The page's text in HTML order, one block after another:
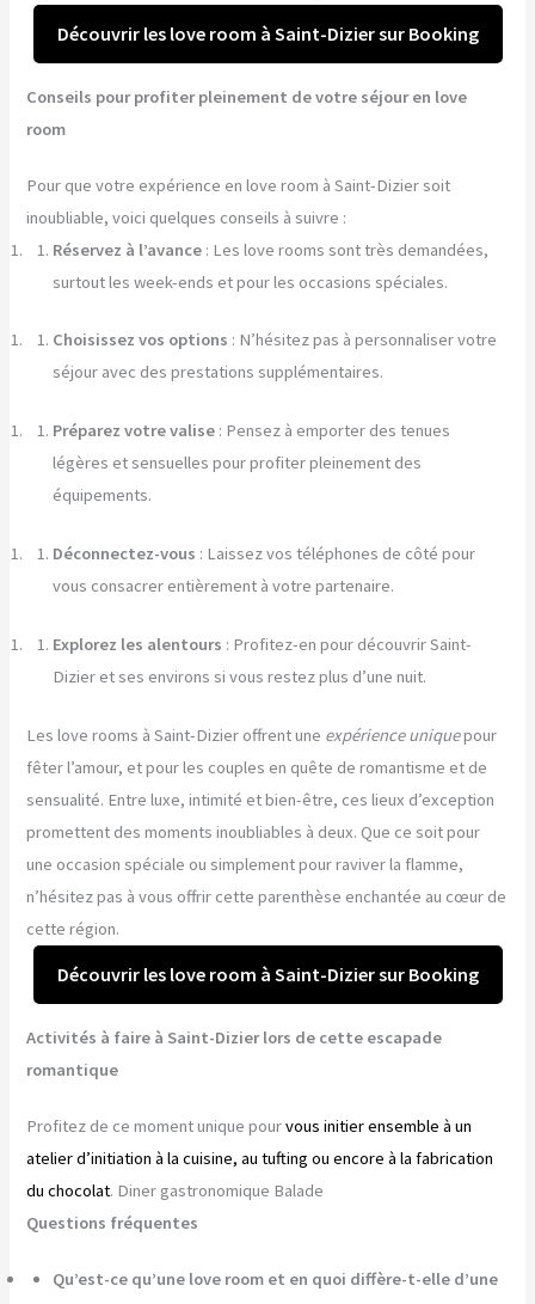
Découvrir les love room à Saint-Dizier sur Booking
Conseils pour profiter pleinement de votre séjour en love
room
Pour que votre expérience en love room à Saint-Dizier soit
inoubliable, voici quelques conseils à suivre :
Réservez à l’avance : Les love rooms sont très demandées,
surtout les week-ends et pour les occasions spéciales.
Choisissez vos options : N’hésitez pas à personnaliser votre
séjour avec des prestations supplémentaires.
Préparez votre valise : Pensez à emporter des tenues
légères et sensuelles pour profiter pleinement des
équipements.
Déconnectez-vous : Laissez vos téléphones de côté pour
vous consacrer entièrement à votre partenaire.
Explorez les alentours : Profitez-en pour découvrir Saint-
Dizier et ses environs si vous restez plus d’une nuit.
Les love rooms à Saint-Dizier offrent une expérience uniquepour
fêter l’amour, et pour les couples en quête de romantisme et de
sensualité. Entre luxe, intimité et bien-être, ces lieux d’exception
promettent des moments inoubliables à deux. Que ce soit pour
une occasion spéciale ou simplement pour raviver la flamme,
n’hésitez pas à vous offrir cette parenthèse enchantée au cœur de
cette région.
Découvrir les love room à Saint-Dizier sur Booking
Activités à faire à Saint-Dizier lors de cette escapade
romantique
Profitez de ce moment unique pourvous initier ensemble à un
atelier d’initiation à la cuisine, au tufting ou encore à la fabrication
du chocolat. Diner gastronomique Balade
Questions fréquentes
Qu’est-ce qu’une love room et en quoi diffère-t-elle d’une